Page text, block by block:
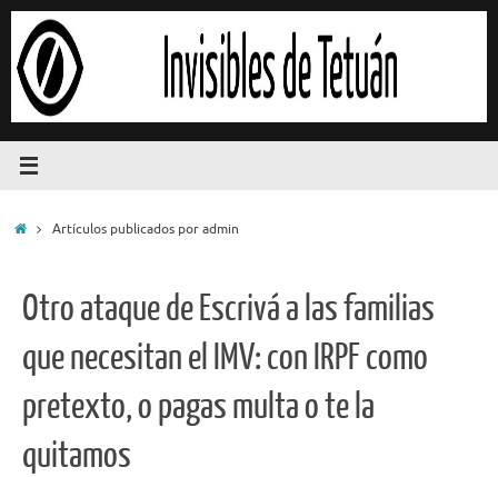
Saltar
contenido
InicioArtículos publicados por admin
Otro ataque de Escrivá a las familias
que necesitan el IMV: con IRPF como
pretexto, o pagas multa o te la
quitamos